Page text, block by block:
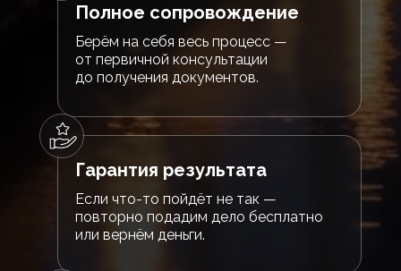
Берём на себя весь процесс —
от первичной консультации
до получения документов.
Полное сопровождение
Если что-то пойдёт не так —
повторно подадим дело бесплатно
или вернём деньги.
Гарантия результата